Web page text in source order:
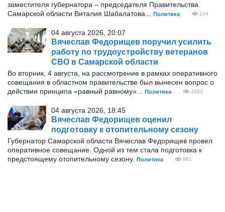
заместителя губернатора – председателя Правительства
Самарской области Виталия Шабалатова...
Политика 144
04 августа 2026, 20:07
Вячеслав Федорищев поручил усилить
работу по трудоустройству ветеранов
СВО в Самарской области
Во вторник, 4 августа, на рассмотрение в рамках оперативного
совещания в областном правительстве был вынесен вопрос о
действии принципа «равный равному»...
Политика 1063
04 августа 2026, 18:45
Вячеслав Федорищев оценил
подготовку к отопительному сезону
Губернатор Самарской области Вячеслав Федорищев провел
оперативное совещание. Одной из тем стала подготовка к
предстоящему отопительному сезону. Политика 961